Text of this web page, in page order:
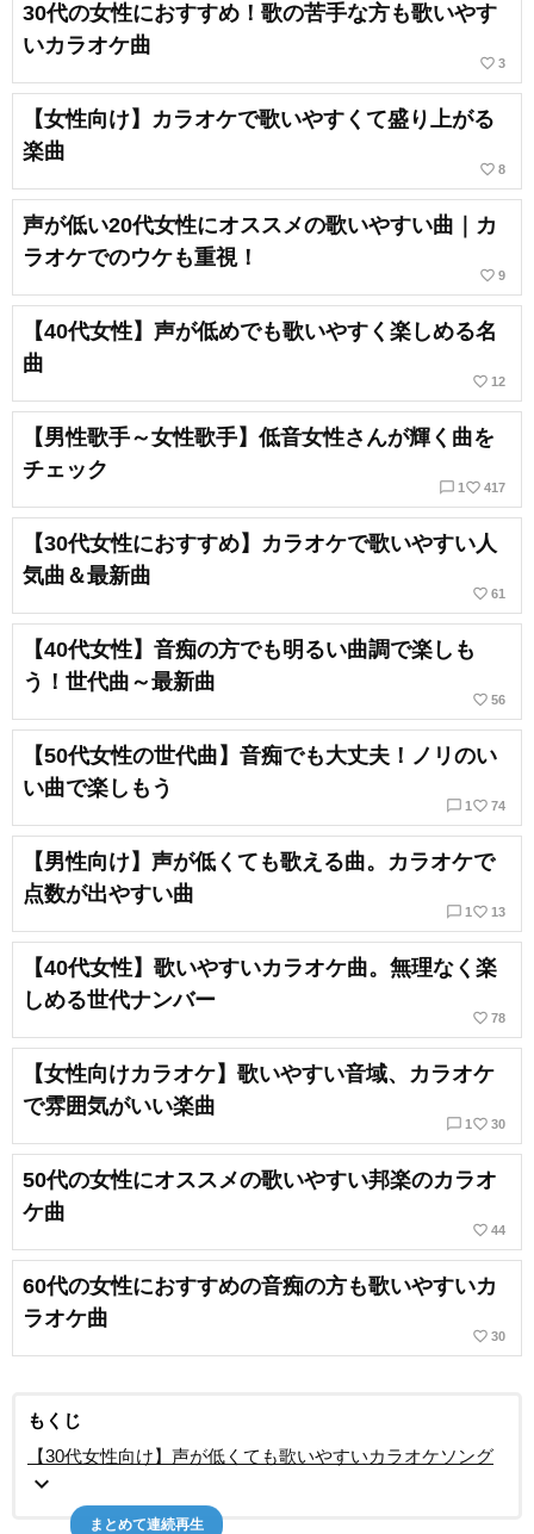
30代の女性におすすめ！歌の苦手な方も歌いやす
いカラオケ曲
favorite_border 3
【女性向け】カラオケで歌いやすくて盛り上がる
楽曲
favorite_border 8
声が低い20代女性にオススメの歌いやすい曲｜カ
ラオケでのウケも重視！
favorite_border 9
【40代女性】声が低めでも歌いやすく楽しめる名
曲
favorite_border 12
【男性歌手～女性歌手】低音女性さんが輝く曲を
チェック
chat_bubble_outline 1 favorite_border 417
【30代女性におすすめ】カラオケで歌いやすい人
気曲＆最新曲
favorite_border 61
【40代女性】音痴の方でも明るい曲調で楽しも
う！世代曲～最新曲
favorite_border 56
【50代女性の世代曲】音痴でも大丈夫！ノリのい
い曲で楽しもう
chat_bubble_outline 1 favorite_border 74
【男性向け】声が低くても歌える曲。カラオケで
点数が出やすい曲
chat_bubble_outline 1 favorite_border 13
【40代女性】歌いやすいカラオケ曲。無理なく楽
しめる世代ナンバー
favorite_border 78
【女性向けカラオケ】歌いやすい音域、カラオケ
で雰囲気がいい楽曲
chat_bubble_outline 1 favorite_border 30
50代の女性にオススメの歌いやすい邦楽のカラオ
ケ曲
favorite_border 44
60代の女性におすすめの音痴の方も歌いやすいカ
ラオケ曲
favorite_border 30
もくじ
【30代女性向け】声が低くても歌いやすいカラオケソング
expand_more
まとめて連続再生